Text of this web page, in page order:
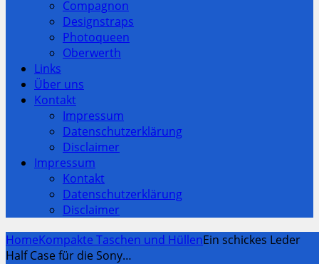
Compagnon
Designstraps
Photoqueen
Oberwerth
Links
Über uns
Kontakt
Impressum
Datenschutzerklärung
Disclaimer
Impressum
Kontakt
Datenschutzerklärung
Disclaimer
HomeKompakte Taschen und HüllenEin schickes Leder
Half Case für die Sony…